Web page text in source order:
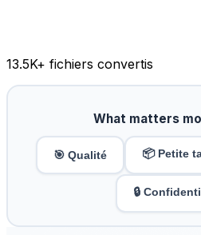
13.5K+ fichiers convertis
What matters
🎯 Qualité 📦 Petite
🔒